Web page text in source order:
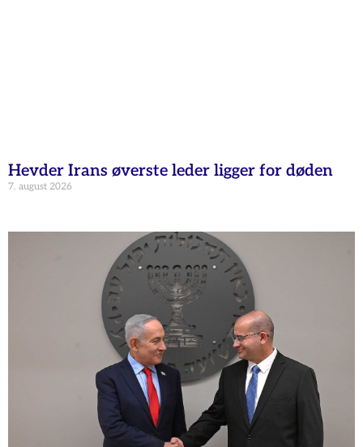
Hevder Irans øverste leder ligger for døden
7. august 2026